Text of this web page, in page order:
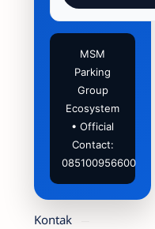
MSM
Parking
Group
Ecosystem
• Official
Contact:
085100956600
Kontak